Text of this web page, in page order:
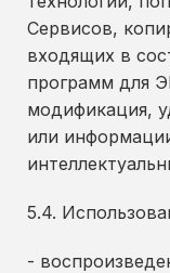
Сервисов,
входящих в
программ для
модификация,
или
5.4.
-